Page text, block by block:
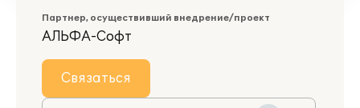
Партнер, осуществивший внедрение/проект
АЛЬФА-Софт
Связаться